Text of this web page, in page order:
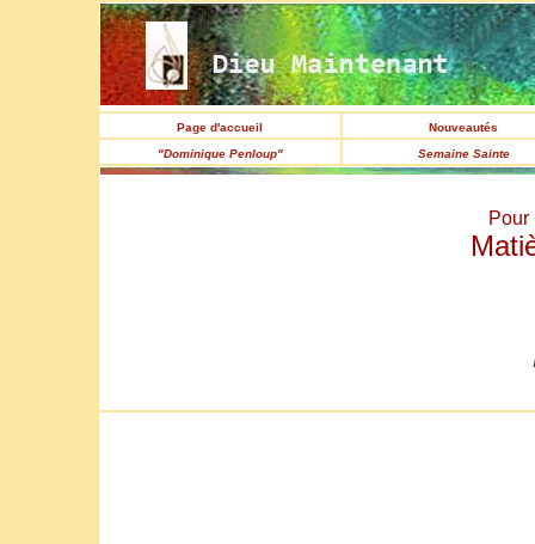
Page d'accueil
Nouveautés
"Dominique Penloup"
Semaine Sainte
Pour